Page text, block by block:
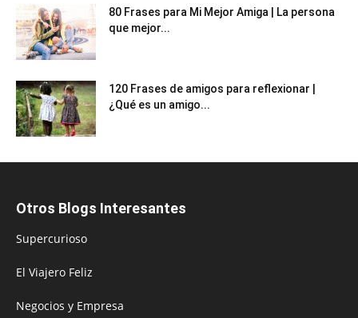
80 Frases para Mi Mejor Amiga | La persona
que mejor...
120 Frases de amigos para reflexionar |
¿Qué es un amigo...
Otros Blogs Interesantes
Supercurioso
El Viajero Feliz
Negocios y Empresa